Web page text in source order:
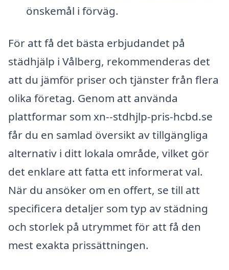
önskemål i förväg.
För att få det bästa erbjudandet på
städhjälp i Vålberg, rekommenderas det
att du jämför priser och tjänster från flera
olika företag. Genom att använda
plattformar som xn--stdhjlp-pris-hcbd.se
får du en samlad översikt av tillgängliga
alternativ i ditt lokala område, vilket gör
det enklare att fatta ett informerat val.
När du ansöker om en offert, se till att
specificera detaljer som typ av städning
och storlek på utrymmet för att få den
mest exakta prissättningen.